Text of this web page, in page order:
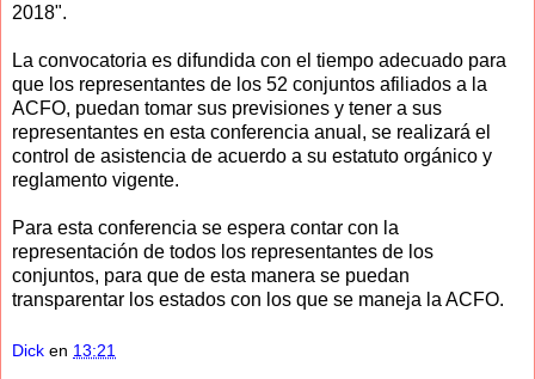
2018".
La convocatoria es difundida con el tiempo adecuado para
que los representantes de los 52 conjuntos afiliados a la
ACFO, puedan tomar sus previsiones y tener a sus
representantes en esta conferencia anual, se realizará el
control de asistencia de acuerdo a su estatuto orgánico y
reglamento vigente.
Para esta conferencia se espera contar con la
representación de todos los representantes de los
conjuntos, para que de esta manera se puedan
transparentar los estados con los que se maneja la ACFO.
Dick en 13:21